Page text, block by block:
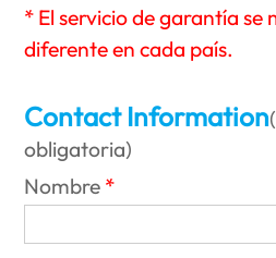
* El servicio de garantía se
diferente en cada país.
Contact Information(
obligatoria)
Nombre